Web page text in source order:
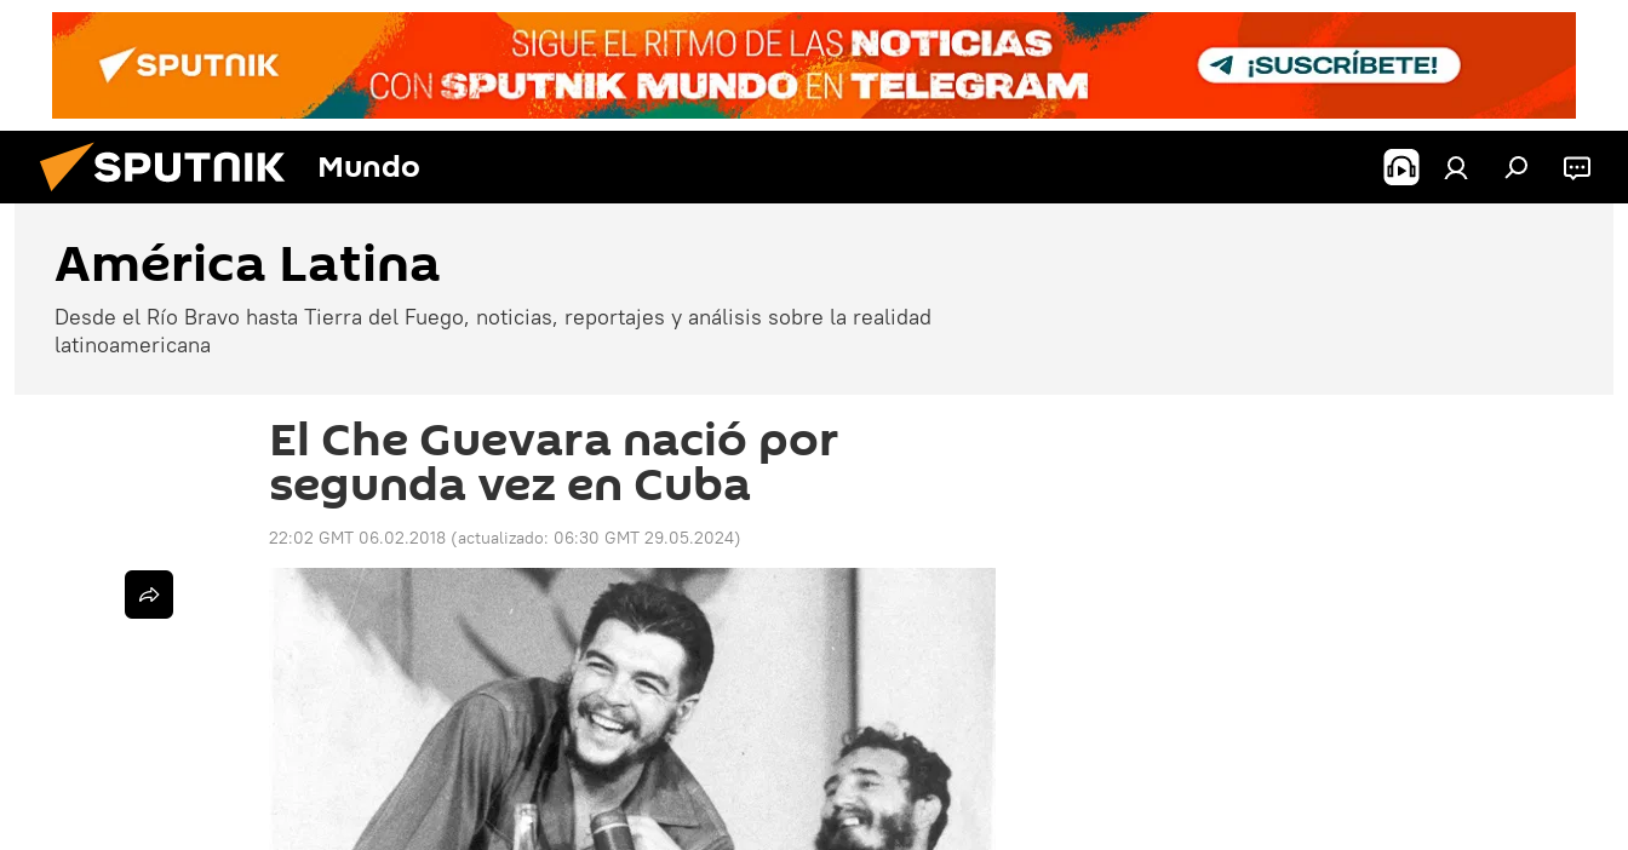
Mundo
América Latina
Desde el Río Bravo hasta Tierra del Fuego, noticias, reportajes y análisis sobre la realidad
latinoamericana
El Che Guevara nació por
segunda vez en Cuba
22:02 GMT 06.02.2018 (actualizado: 06:30 GMT 29.05.2024)